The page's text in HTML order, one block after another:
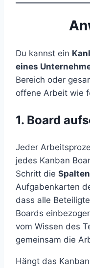
Du kannst ein
eines
Bereich oder
offene Arbeit wie
1. Board
Jeder
jedes Kanban
Schritt die Spalten
Aufgabenkarten
dass alle
Boards
vom Wissen des
gemeinsam die
Hängt das